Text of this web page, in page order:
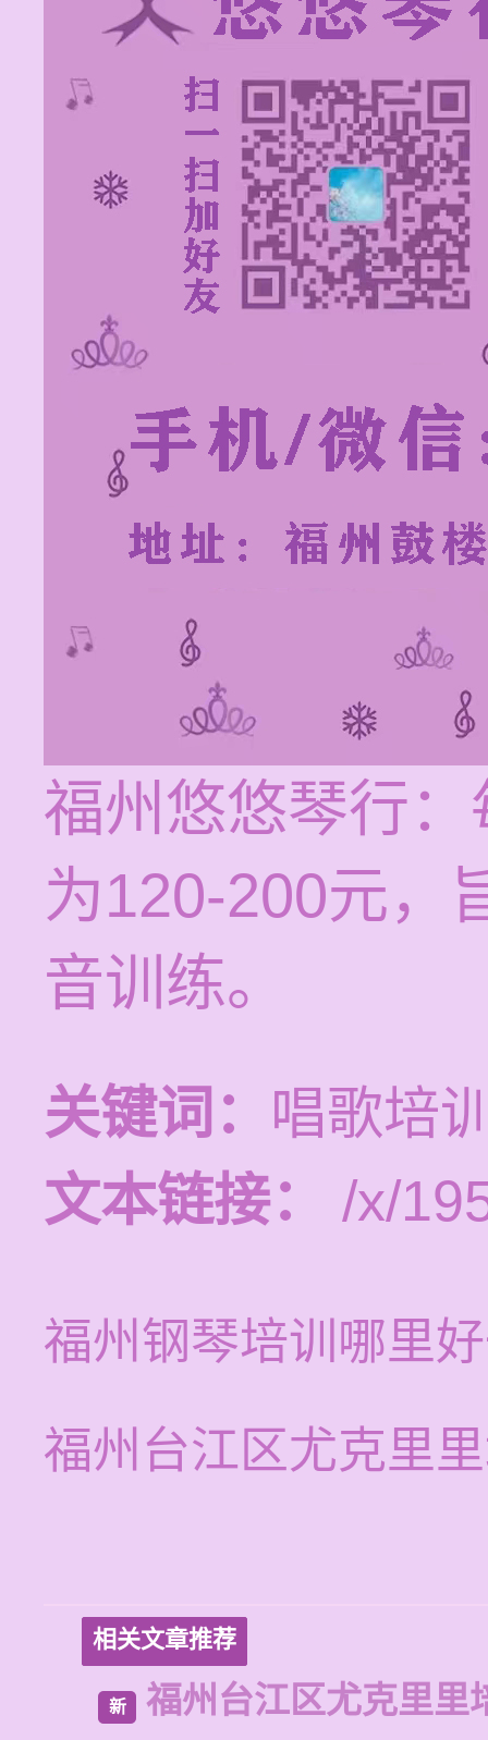
福州悠悠琴行
为120-200元，
音训练。
关键词： 唱歌培
文本链接：
/x/
福州钢琴培训哪里
福州台江区尤克里
相关文章推荐
新 福州台江区尤克里里